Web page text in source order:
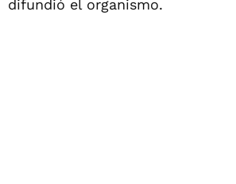
difundió el organismo.